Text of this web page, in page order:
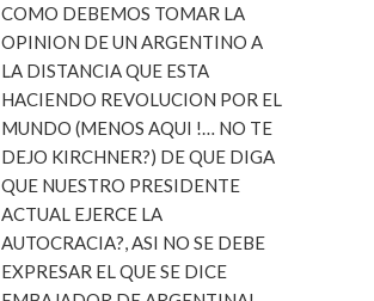
COMO DEBEMOS TOMAR LA
OPINION DE UN ARGENTINO A
LA DISTANCIA QUE ESTA
HACIENDO REVOLUCION POR EL
MUNDO (MENOS AQUI !… NO TE
DEJO KIRCHNER?) DE QUE DIGA
QUE NUESTRO PRESIDENTE
ACTUAL EJERCE LA
AUTOCRACIA?, ASI NO SE DEBE
EXPRESAR EL QUE SE DICE